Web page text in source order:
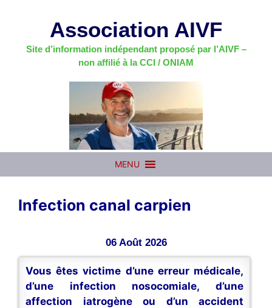
Association AIVF
Site d’information indépendant proposé par l’AIVF –
non affilié à la CCI / ONIAM
MENU
Infection canal carpien
06 Août 2026
Vous êtes victime d’une erreur médicale,
d’une infection nosocomiale, d’une
affection iatrogène ou d’un accident